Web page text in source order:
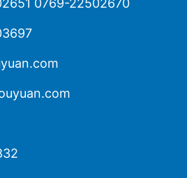
0769-22502670